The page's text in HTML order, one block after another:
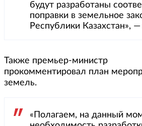
будут разработаны
поправки в земельное
Республики Казахстан»,
Также премьер-министр
прокомментировал план
земель.
«Полагаем, на данный